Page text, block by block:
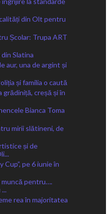
din Olt pentru
Școlar: Trupa ART
Slatina
aur, una de argint și
și familia o caută
grădiniță, creșă și în
Bianca Toma
mirii slătineni, de
și de
Cup”, pe 6 iunie în
muncă pentru….
rea în majoritatea